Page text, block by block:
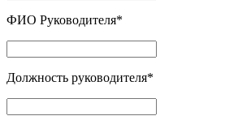
ФИО Руководителя*
Должность руководителя*